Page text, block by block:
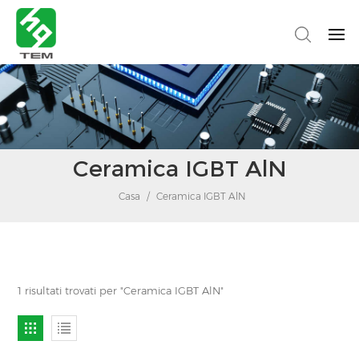
Ceramica IGBT AlN
Casa / Ceramica IGBT AlN
1 risultati trovati per "Ceramica IGBT AlN"